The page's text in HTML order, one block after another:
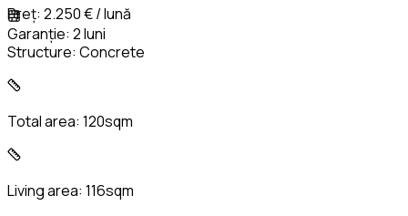
Preț: 2.250 € / lună
Garanție: 2 luni
Structure: Concrete
Total area: 120sqm
Living area: 116sqm